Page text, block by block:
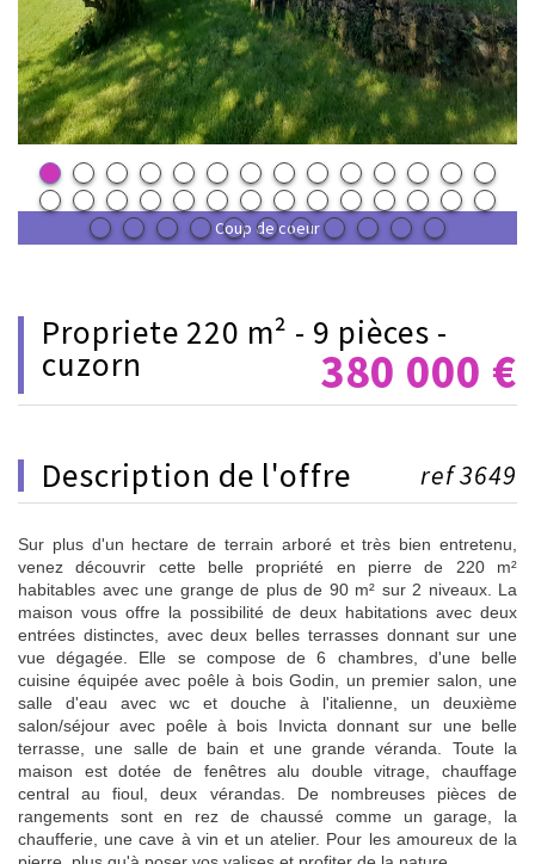
Coup de coeur
propriete 220 m² - 9 pièces -
cuzorn 380 000 €
description de l'offre ref 3649
Sur plus d'un hectare de terrain arboré et très bien entretenu,
venez découvrir cette belle propriété en pierre de 220 m²
habitables avec une grange de plus de 90 m² sur 2 niveaux. La
maison vous offre la possibilité de deux habitations avec deux
entrées distinctes, avec deux belles terrasses donnant sur une
vue dégagée. Elle se compose de 6 chambres, d'une belle
cuisine équipée avec poêle à bois Godin, un premier salon, une
salle d'eau avec wc et douche à l'italienne, un deuxième
salon/séjour avec poêle à bois Invicta donnant sur une belle
terrasse, une salle de bain et une grande véranda. Toute la
maison est dotée de fenêtres alu double vitrage, chauffage
central au fioul, deux vérandas. De nombreuses pièces de
rangements sont en rez de chaussé comme un garage, la
chaufferie, une cave à vin et un atelier. Pour les amoureux de la